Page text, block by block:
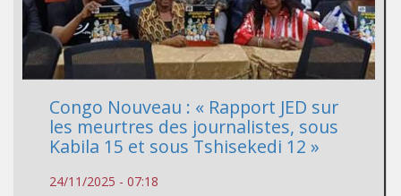
Congo Nouveau : « Rapport JED sur
les meurtres des journalistes, sous
Kabila 15 et sous Tshisekedi 12 »
24/11/2025 - 07:18